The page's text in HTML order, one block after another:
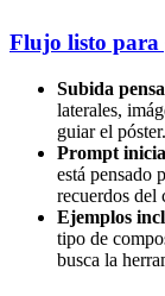
Flujo listo para
Subida
laterales,
guiar el póster.
Prompt
está pensado
recuerdos del
Ejemplos
tipo de
busca la